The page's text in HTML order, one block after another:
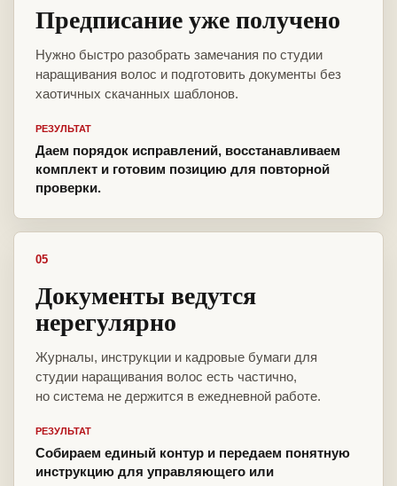
Предписание уже получено
Нужно быстро разобрать замечания по студии
наращивания волос и подготовить документы без
хаотичных скачанных шаблонов.
РЕЗУЛЬТАТ
Даем порядок исправлений, восстанавливаем
комплект и готовим позицию для повторной
проверки.
05
Документы ведутся
нерегулярно
Журналы, инструкции и кадровые бумаги для
студии наращивания волос есть частично,
но система не держится в ежедневной работе.
РЕЗУЛЬТАТ
Собираем единый контур и передаем понятную
инструкцию для управляющего или